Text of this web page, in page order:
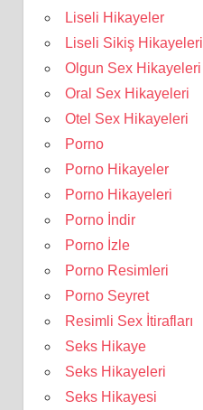
Liseli Hikayeler
Liseli Sikiş Hikayeleri
Olgun Sex Hikayeleri
Oral Sex Hikayeleri
Otel Sex Hikayeleri
Porno
Porno Hikayeler
Porno Hikayeleri
Porno İndir
Porno İzle
Porno Resimleri
Porno Seyret
Resimli Sex İtirafları
Seks Hikaye
Seks Hikayeleri
Seks Hikayesi